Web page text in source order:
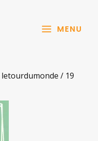
MENU
letourdumonde / 19